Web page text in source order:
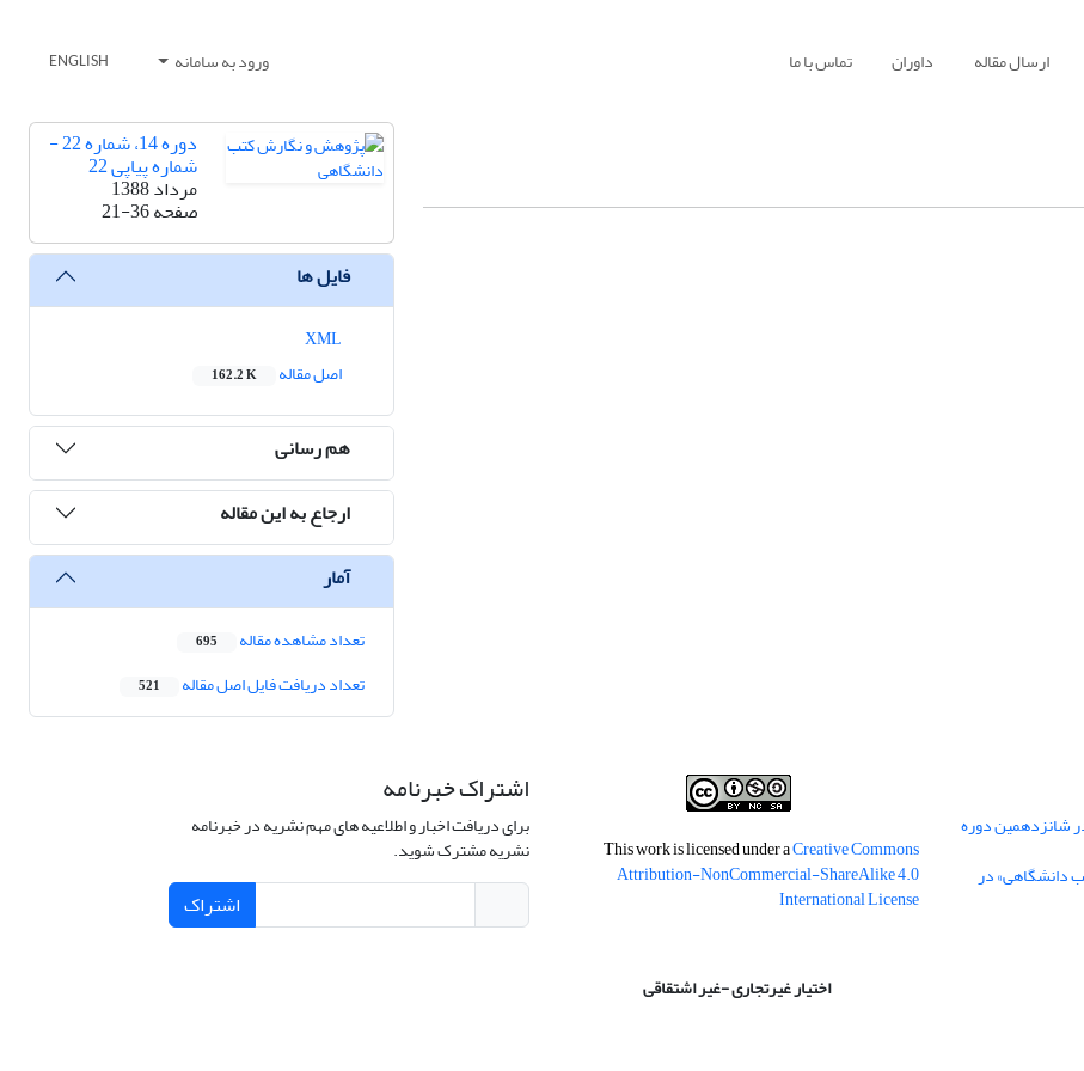
ارسال مقاله داوران تماس با ما ورود به سامانه ENGLISH
دوره 14، شماره 22 -
شماره پیاپی 22
مرداد 1388
صفحه21-36
فایل ها
اصل مقاله
162.2 K
هم رسانی
ارجاع به این مقاله
آمار
تعداد مشاهده مقاله 695
تعداد دریافت فایل اصل مقاله 521
شانزدهمین دوره
دانشگاهی» در
This work is licensed under aCreative Commons
Attribution-NonCommercial-ShareAlike 4.0
International License
اختیار غیرتجاری -غیر اشتقاقی
اشتراک خبرنامه
برای دریافت اخبار و اطلاعیه های مهم نشریه در خبرنامه
نشریه مشترک شوید.
اشتراک